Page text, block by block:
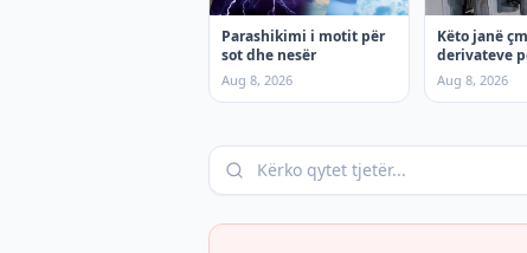
Parashikimi i motit për
sot dhe nesër
Aug 8, 2026
Këto janë
derivateve
Aug 8, 2026